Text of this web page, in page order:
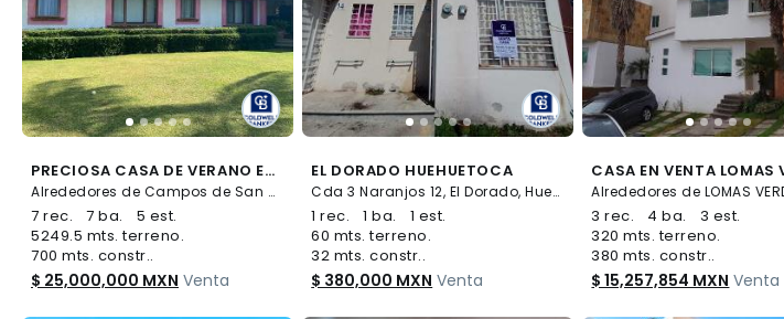
PRECIOSA CASA DE VERANO EN CAMINO A TENAMPA
Alrededores de Campos de San Martín, Malinalco
7 rec. 7 ba.
5 est.
5249.5 mts. terreno.
700 mts. constr..
$ 25,000,000 MXN Venta
EL DORADO HUEHUETOCA
Cda 3 Naranjos 12, El Dorado, Huehuetoca
1 rec. 1 ba.
1 est.
60 mts. terreno.
32 mts. constr..
$ 380,000 MXN Venta
3 rec. 4 ba.
3 est.
320 mts. terreno.
380 mts. constr..
$ 15,257,854 MXN Venta